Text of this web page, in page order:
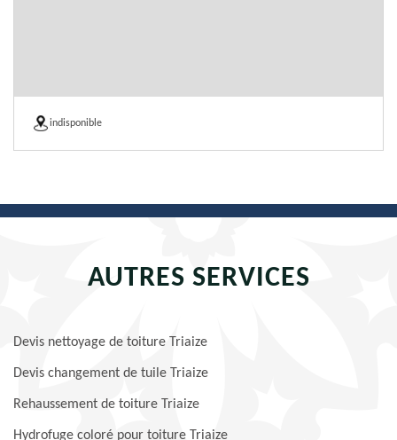
indisponible
AUTRES SERVICES
Devis nettoyage de toiture Triaize
Devis changement de tuile Triaize
Rehaussement de toiture Triaize
Hydrofuge coloré pour toiture Triaize